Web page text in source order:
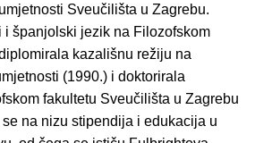
Sveučilišta u Zagrebu.
i španjolski jezik na Filozofskom
kazališnu režiju na
(1990.) i doktorirala
fakultetu Sveučilišta u Zagrebu
na nizu stipendija i edukacija u